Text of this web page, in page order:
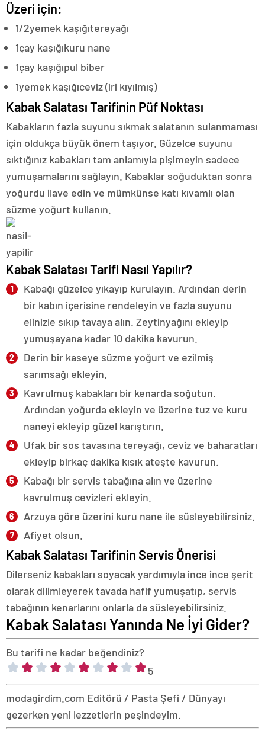
Üzeri için:
1/2yemek kaşığıtereyağı
1çay kaşığıkuru nane
1çay kaşığıpul biber
1yemek kaşığıceviz (iri kıyılmış)
Kabak Salatası Tarifinin Püf Noktası
Kabakların fazla suyunu sıkmak salatanın sulanmaması
için oldukça büyük önem taşıyor. Güzelce suyunu
sıktığınız kabakları tam anlamıyla pişimeyin sadece
yumuşamalarını sağlayın. Kabaklar soğuduktan sonra
yoğurdu ilave edin ve mümkünse katı kıvamlı olan
süzme yoğurt kullanın.
Kabak Salatası Tarifi Nasıl Yapılır?
Kabağı güzelce yıkayıp kurulayın. Ardından derin
bir kabın içerisine rendeleyin ve fazla suyunu
elinizle sıkıp tavaya alın. Zeytinyağını ekleyip
yumuşayana kadar 10 dakika kavurun.
Derin bir kaseye süzme yoğurt ve ezilmiş
sarımsağı ekleyin.
Kavrulmuş kabakları bir kenarda soğutun.
Ardından yoğurda ekleyin ve üzerine tuz ve kuru
naneyi ekleyip güzel karıştırın.
Ufak bir sos tavasına tereyağı, ceviz ve baharatları
ekleyip birkaç dakika kısık ateşte kavurun.
Kabağı bir servis tabağına alın ve üzerine
kavrulmuş cevizleri ekleyin.
Arzuya göre üzerini kuru nane ile süsleyebilirsiniz.
Afiyet olsun.
Kabak Salatası Tarifinin Servis Önerisi
Dilerseniz kabakları soyacak yardımıyla ince ince şerit
olarak dilimleyerek tavada hafif yumuşatıp, servis
tabağının kenarlarını onlarla da süsleyebilirsiniz.
Kabak Salatası Yanında Ne İyi Gider?
Bu tarifi ne kadar beğendiniz?
5
modagirdim.com Editörü / Pasta Şefi / Dünyayı
gezerken yeni lezzetlerin peşindeyim.